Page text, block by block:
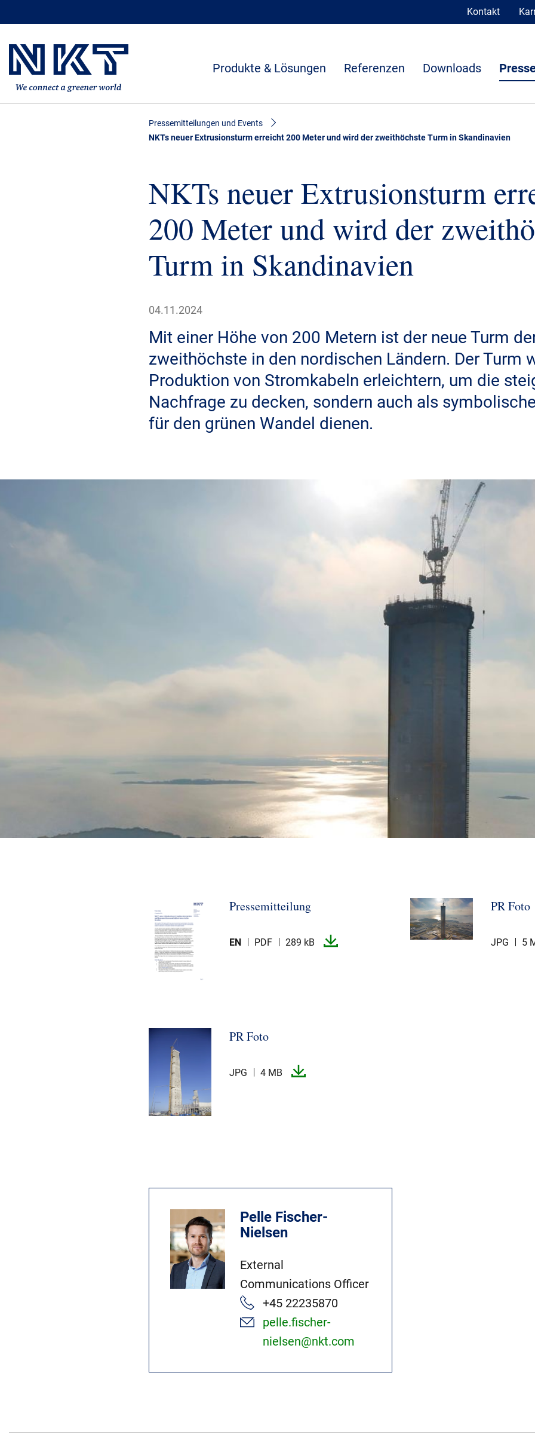
Kontakt
Produkte & Lösungen Referenzen Downloads
NKTs neuer Extrusionsturm
200 Meter und wird der
Turm in Skandinavien
04.11.2024
Mit einer Höhe von 200 Metern ist der neue Turm
zweithöchste in den nordischen Ländern. Der Turm
Produktion von Stromkabeln erleichtern, um die
Nachfrage zu decken, sondern auch als
für den grünen Wandel dienen.
Pressemitteilungen und Events
NKTs neuer Extrusionsturm erreicht 200 Meter und wird der zweithöchste Turm in Skandinavien
Pressemitteilung
EN PDF 289 kB
PR Foto
JPG 5
PR Foto
JPG 4 MB
Pelle Fischer-
Nielsen
External
Communications Officer
+45 22235870
pelle.fischer-
nielsen@nkt.com